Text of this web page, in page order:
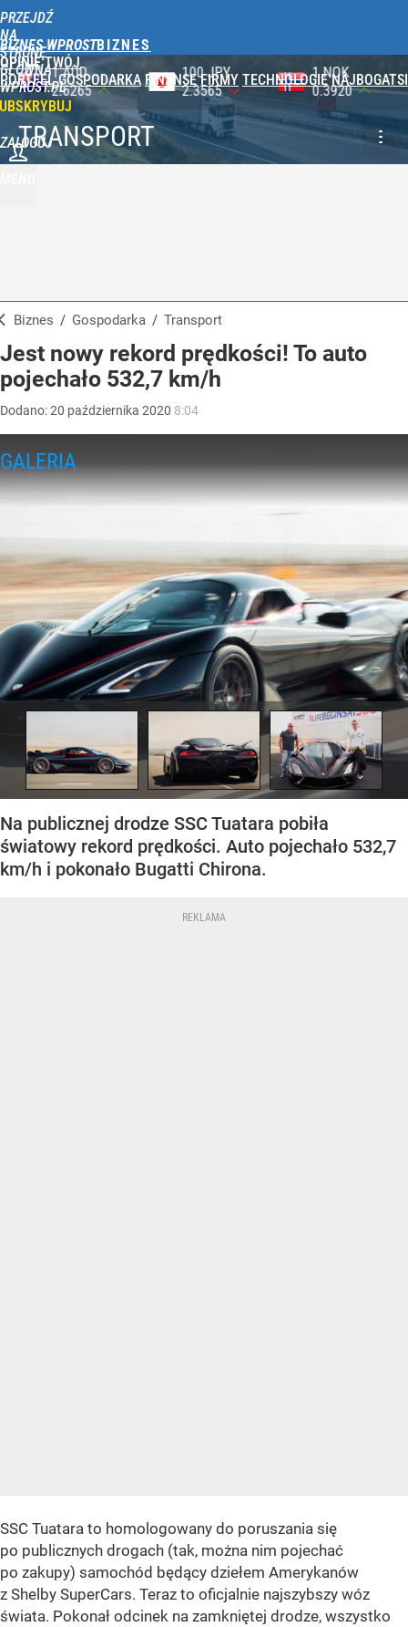
PRZEJDŹ
NA
STRONĘ
GŁÓWNĄ
WPROST.PL
BIZNES WPROST
OPINIE TWÓJ
PORTFEL GOSPODARKA FINANSE FIRMY TECHNOLOGIE NAJBOGATSI
ZALOGUJ
100 JPY
2.3565
1 NOK
0.3920
1 DKK
0.5753
TRANSPORT
Biznes / Gospodarka / Transport
Jest nowy rekord prędkości! To auto
pojechało 532,7 km/h
Dodano:20 października 2020 8:04
Na publicznej drodze SSC Tuatara pobiła
światowy rekord prędkości. Auto pojechało 532,7
km/h i pokonało Bugatti Chirona.
SSC Tuatara to homologowany do poruszania się
po publicznych drogach (tak, można nim pojechać
po zakupy) samochód będący dziełem Amerykanów
z Shelby SuperCars. Teraz to oficjalnie najszybszy wóz
świata. Pokonał odcinek na zamkniętej drodze, wszystko